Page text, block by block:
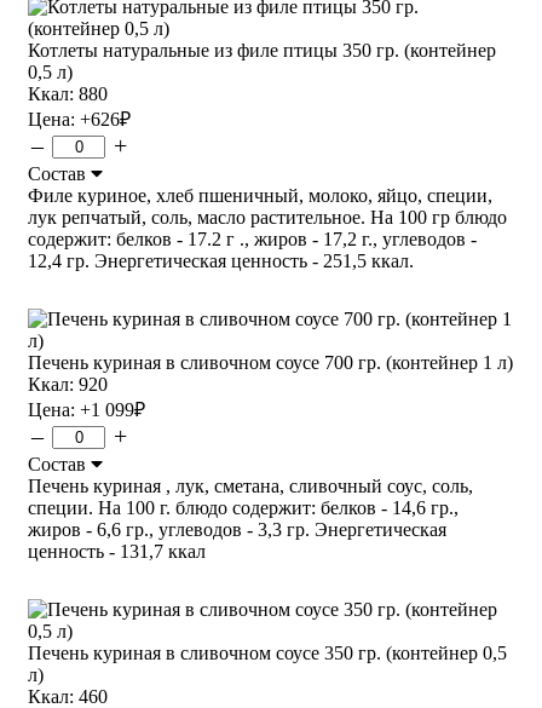
Котлеты натуральные из филе птицы 350 гр. (контейнер
0,5 л)
Ккал: 880
Цена: +626₽
– +
Состав
Филе куриное, хлеб пшеничный, молоко, яйцо, специи,
лук репчатый, соль, масло растительное. На 100 гр блюдо
содержит: белков - 17.2 г ., жиров - 17,2 г., углеводов -
12,4 гр. Энергетическая ценность - 251,5 ккал.
Печень куриная в сливочном соусе 700 гр. (контейнер 1 л)
Ккал: 920
Цена: +1 099₽
– +
Состав
Печень куриная , лук, сметана, сливочный соус, соль,
специи. На 100 г. блюдо содержит: белков - 14,6 гр.,
жиров - 6,6 гр., углеводов - 3,3 гр. Энергетическая
ценность - 131,7 ккал
Печень куриная в сливочном соусе 350 гр. (контейнер 0,5
л)
Ккал: 460